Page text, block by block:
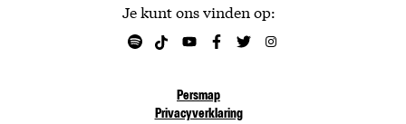
Je kunt ons vinden op:
Persmap
Privacyverklaring